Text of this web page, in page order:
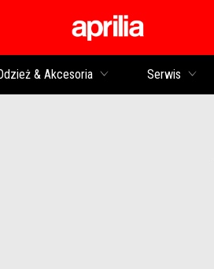
& Akcesoria Serwis